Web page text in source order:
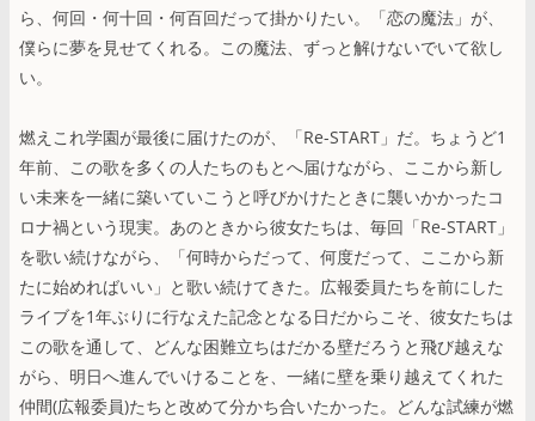
ら、何回・何十回・何百回だって掛かりたい。「恋の魔法」が、
僕らに夢を見せてくれる。この魔法、ずっと解けないでいて欲し
い。
燃えこれ学園が最後に届けたのが、「Re-START」だ。ちょうど1
年前、この歌を多くの人たちのもとへ届けながら、ここから新し
い未来を一緒に築いていこうと呼びかけたときに襲いかかったコ
ロナ禍という現実。あのときから彼女たちは、毎回「Re-START」
を歌い続けながら、「何時からだって、何度だって、ここから新
たに始めればいい」と歌い続けてきた。広報委員たちを前にした
ライブを1年ぶりに行なえた記念となる日だからこそ、彼女たちは
この歌を通して、どんな困難立ちはだかる壁だろうと飛び越えな
がら、明日へ進んでいけることを、一緒に壁を乗り越えてくれた
仲間(広報委員)たちと改めて分かち合いたかった。どんな試練が燃